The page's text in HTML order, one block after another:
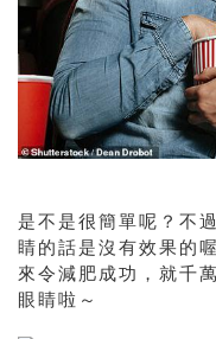
是不是很簡單呢？不
睛的話是沒有效果的
來令減肥成功，就千
眼睛啦～